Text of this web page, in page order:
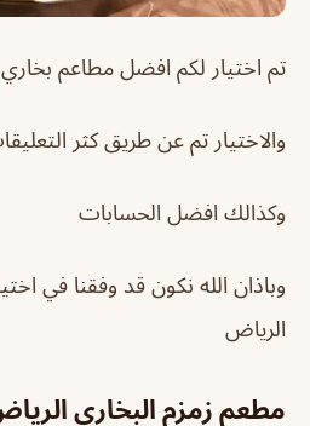
تم اختيار لكم افضل مطاعم
والاختيار تم عن طريق كثر
وكذالك افضل الحسابات
وباذان الله نكون قد وفقنا في
الرياض
مطعم زمزم البخاري